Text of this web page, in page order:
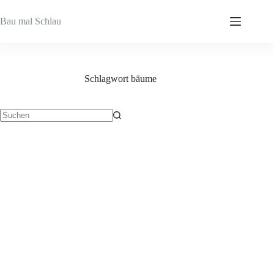
Inhalt
springen
Bau mal Schlau
Schlagwort bäume